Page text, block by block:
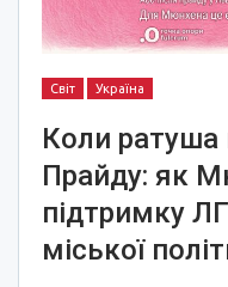
Світ Україна
Коли ратуша
Прайду: як
підтримку
міської